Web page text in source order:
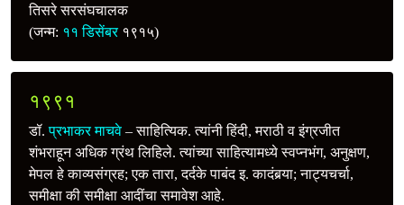
तिसरे सरसंघचालक
(जन्म: ११ डिसेंबर१९१५)
१९९१
डॉ.प्रभाकर माचवे – साहित्यिक. त्यांनी हिंदी, मराठी व इंग्रजीत
शंभराहून अधिक ग्रंथ लिहिले. त्यांच्या साहित्यामध्ये स्वप्‍नभंग, अनुक्षण,
मेपल हे काव्यसंग्रह; एक तारा, दर्दके पाबंद इ. कादंबर्‍या; नाट्यचर्चा,
समीक्षा की समीक्षा आदींचा समावेश आहे.